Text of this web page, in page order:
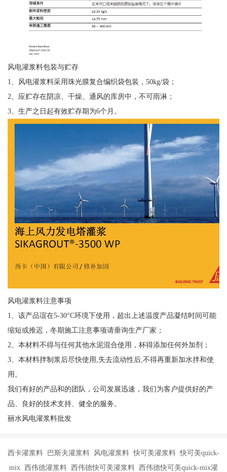
风电灌浆料包装与贮存
1、风电灌浆料采用珠光膜复合编织袋包装，50kg/袋；
2、应贮存在阴凉、干燥、通风的库房中，不可雨淋；
3、生产之日起有效贮存期为6个月。
风电灌浆料注意事项
1、该产品谊在5-30°C环境下使用，超出上述温度产品凝结时间可能
缩短或推迟，冬期施工注意事项请垂询生产厂家；
2、本材料不得与任何其他水泥混合使用，杯得添加任何外加剂；
3、本材料拌制浆后尽快使用,失去流动性后,不得再重新加水拌和使
用。
我们有好的产品和的团队，公司发展迅速，我们为客户提供好的产
品、良好的技术支持、健全的服务。
丽水风电灌浆料批发
西卡灌浆料 巴斯夫灌浆料 风电灌浆料 快可美灌浆料 快可美quick-
mix 西伟德灌浆料 西伟德快可美灌浆料 西伟德快可美quick-mix灌